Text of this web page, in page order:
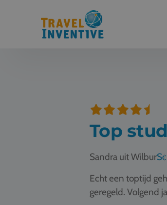
Top
Sandra uit Wilbur
Echt een toptijd
geregeld. Volgend